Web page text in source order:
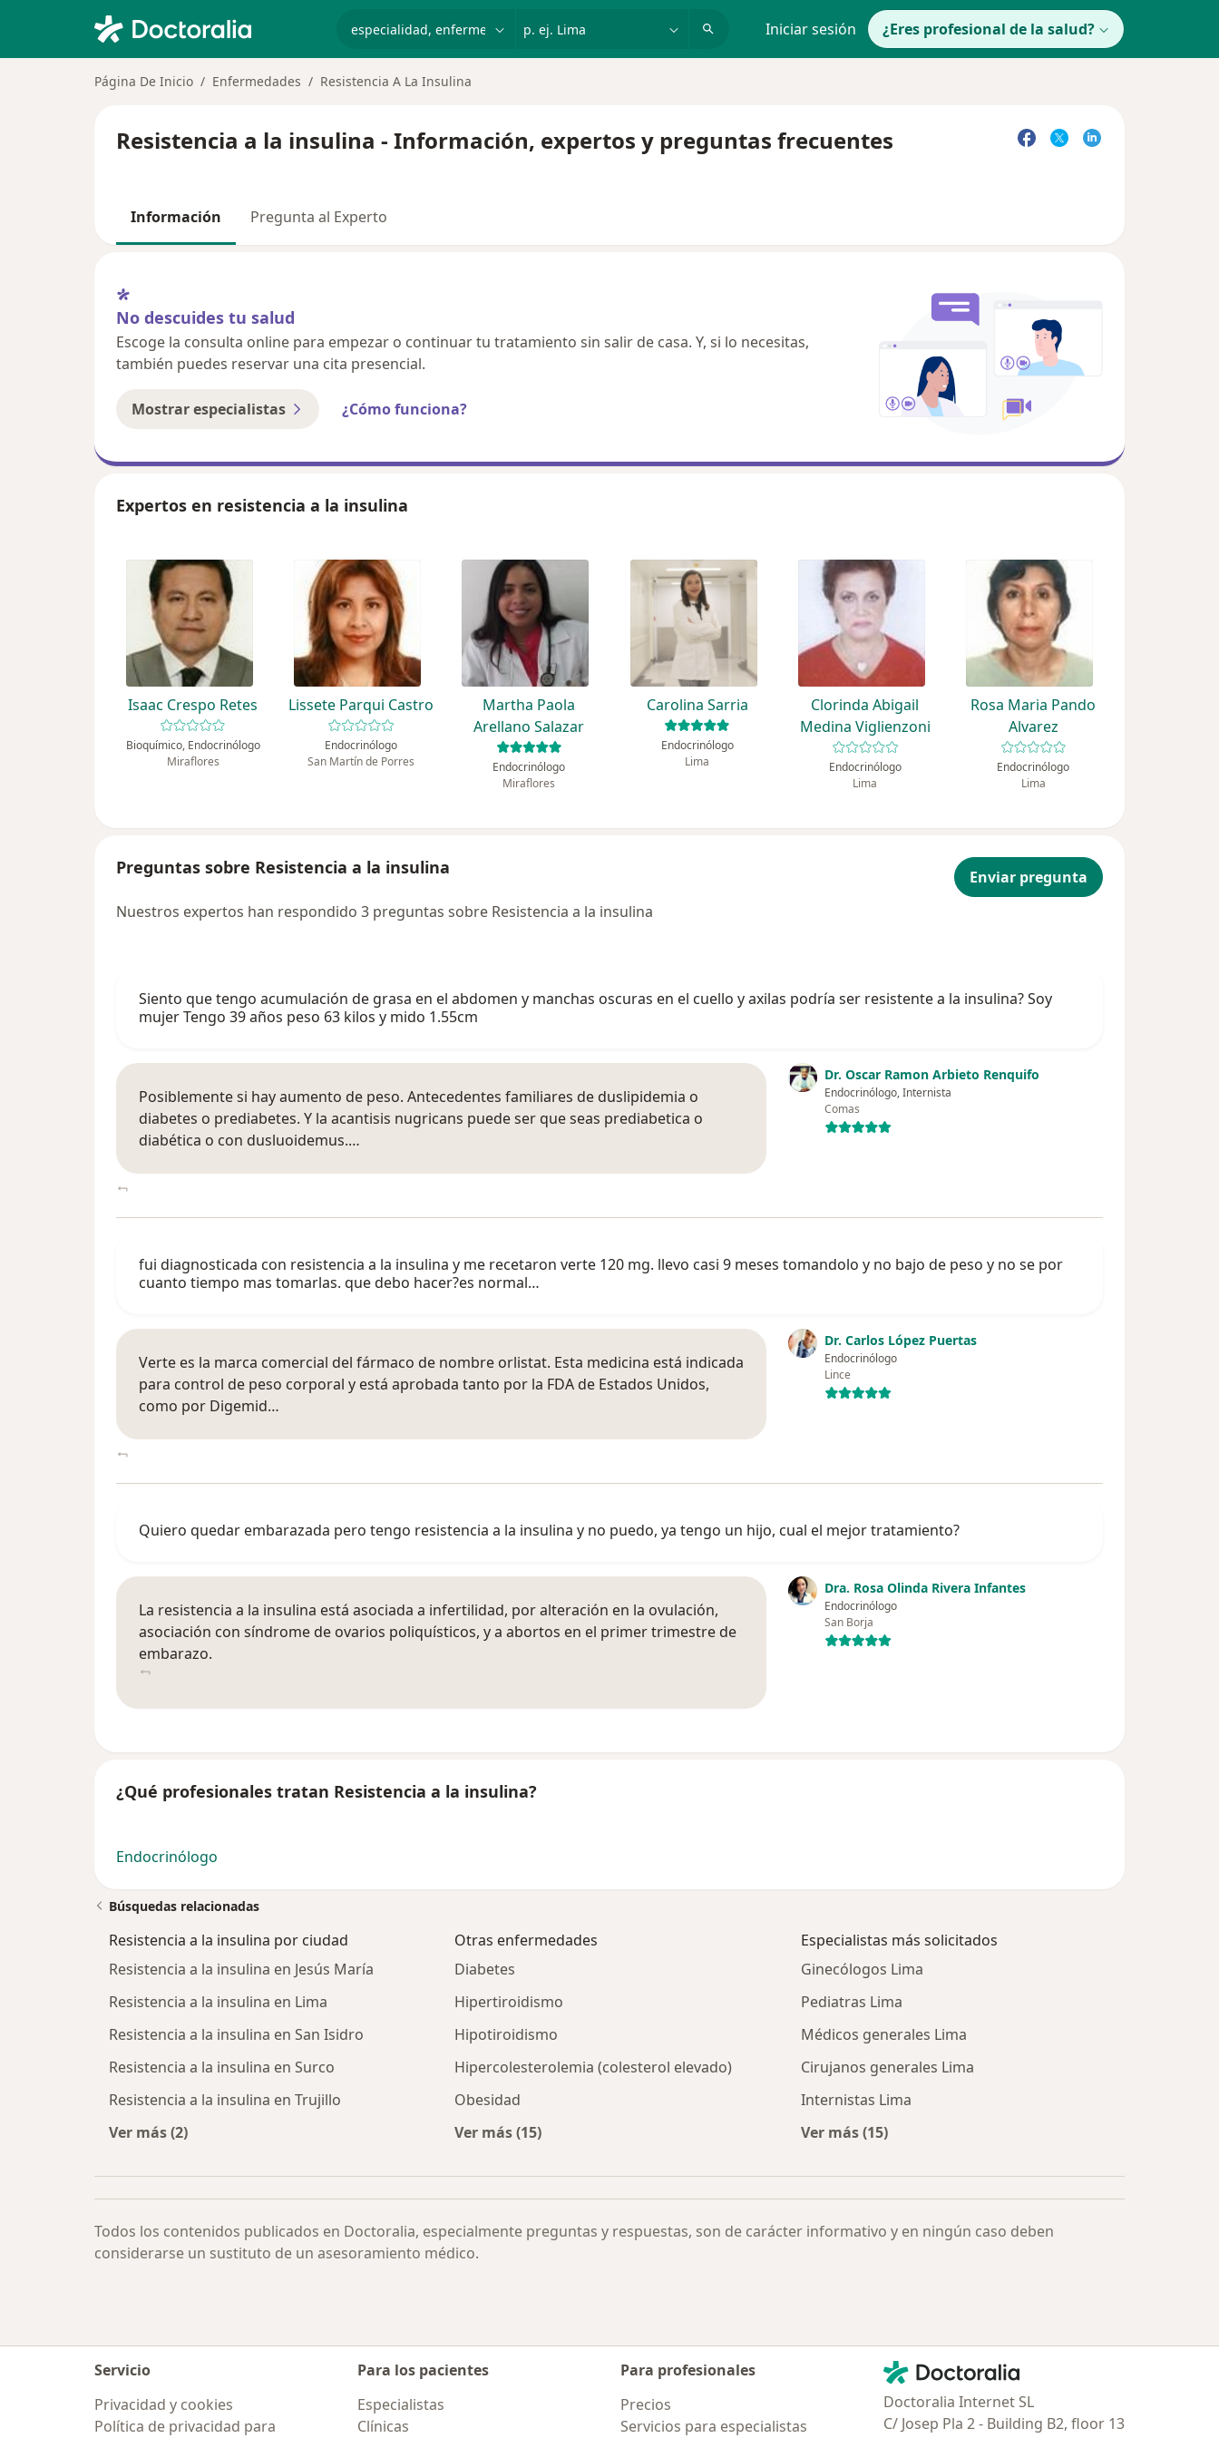
Iniciar sesión ¿Eres profesional de la salud?
Página De Inicio Enfermedades Resistencia A La Insulina
Resistencia a la insulina - Información, expertos y preguntas frecuentes
Información Pregunta al Experto
No descuides tu salud
Escoge la consulta online para empezar o continuar tu tratamiento sin salir de casa. Y, si lo necesitas,
también puedes reservar una cita presencial.
Mostrar especialistas ¿Cómo funciona?
Expertos en resistencia a la insulina
Isaac Crespo Retes
Bioquímico, Endocrinólogo
Miraflores
Lissete Parqui Castro
Endocrinólogo
San Martín de Porres
Martha Paola
Arellano Salazar
Endocrinólogo
Miraflores
Carolina Sarria
Endocrinólogo
Lima
Clorinda Abigail
Medina Viglienzoni
Endocrinólogo
Lima
Rosa Maria Pando
Alvarez
Endocrinólogo
Lima
Preguntas sobre Resistencia a la insulina
Enviar pregunta
Nuestros expertos han respondido 3 preguntas sobre Resistencia a la insulina
Siento que tengo acumulación de grasa en el abdomen y manchas oscuras en el cuello y axilas podría ser resistente a la insulina? Soy
mujer Tengo 39 años peso 63 kilos y mido 1.55cm
Dr. Oscar Ramon Arbieto Renquifo
Endocrinólogo, Internista
Comas
Posiblemente si hay aumento de peso. Antecedentes familiares de duslipidemia o
diabetes o prediabetes. Y la acantisis nugricans puede ser que seas prediabetica o
diabética o con dusluoidemus.…
fui diagnosticada con resistencia a la insulina y me recetaron verte 120 mg. llevo casi 9 meses tomandolo y no bajo de peso y no se por
cuanto tiempo mas tomarlas. que debo hacer?es normal…
Dr. Carlos López Puertas
Endocrinólogo
Lince
Verte es la marca comercial del fármaco de nombre orlistat. Esta medicina está indicada
para control de peso corporal y está aprobada tanto por la FDA de Estados Unidos,
como por Digemid…
Quiero quedar embarazada pero tengo resistencia a la insulina y no puedo, ya tengo un hijo, cual el mejor tratamiento?
Dra. Rosa Olinda Rivera Infantes
Endocrinólogo
San Borja
La resistencia a la insulina está asociada a infertilidad, por alteración en la ovulación,
asociación con síndrome de ovarios poliquísticos, y a abortos en el primer trimestre de
embarazo.
¿Qué profesionales tratan Resistencia a la insulina?
Endocrinólogo
Búsquedas relacionadas
Resistencia a la insulina por ciudad
Resistencia a la insulina en Jesús María
Resistencia a la insulina en Lima
Resistencia a la insulina en San Isidro
Resistencia a la insulina en Surco
Resistencia a la insulina en Trujillo
Ver más (2)
Otras enfermedades
Diabetes
Hipertiroidismo
Hipotiroidismo
Hipercolesterolemia (colesterol elevado)
Obesidad
Ver más (15)
Especialistas más solicitados
Ginecólogos Lima
Pediatras Lima
Médicos generales Lima
Cirujanos generales Lima
Internistas Lima
Ver más (15)
Todos los contenidos publicados en Doctoralia, especialmente preguntas y respuestas, son de carácter informativo y en ningún caso deben
considerarse un sustituto de un asesoramiento médico.
Servicio
Privacidad y cookies
Política de privacidad para
Para los pacientes
Especialistas
Clínicas
Para profesionales
Precios
Servicios para especialistas
Contacto
Doctoralia - Página de inicio
Doctoralia Internet SL
C/ Josep Pla 2 - Building B2, floor 13